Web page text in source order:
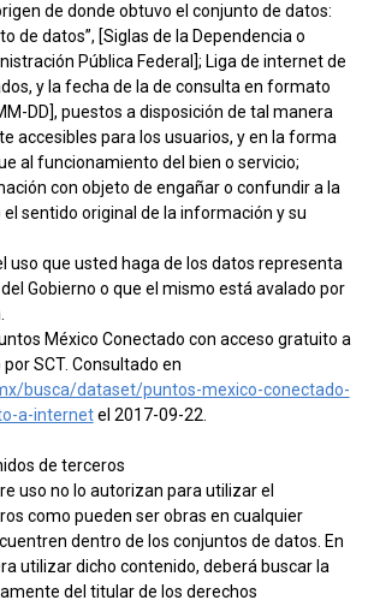
de donde obtuvo el conjunto de datos:
de datos”, [Siglas de la Dependencia o
Pública Federal]; Liga de internet de
y la fecha de la de consulta en formato
DD], puestos a disposición de tal manera
accesibles para los usuarios, y en la forma
al funcionamiento del bien o servicio;
con objeto de engañar o confundir a la
sentido original de la información y su
uso que usted haga de los datos representa
Gobierno o que el mismo está avalado por
México Conectado con acceso gratuito a
SCT. Consultado en
busca/dataset/puntos-mexico-conectado-
a-internetel 2017-09-22.
de terceros
uso no lo autorizan para utilizar el
como pueden ser obras en cualquier
dentro de los conjuntos de datos. En
utilizar dicho contenido, deberá buscar la
del titular de los derechos